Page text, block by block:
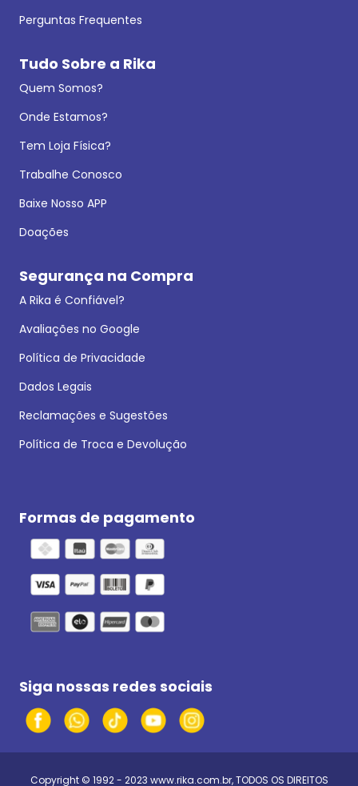
Perguntas Frequentes
Tudo Sobre a Rika
Quem Somos?
Onde Estamos?
Tem Loja Física?
Trabalhe Conosco
Baixe Nosso APP
Doações
Segurança na Compra
A Rika é Confiável?
Avaliações no Google
Política de Privacidade
Dados Legais
Reclamações e Sugestões
Política de Troca e Devolução
Formas de pagamento
Siga nossas redes sociais
Copyright © 1992 - 2023 www.rika.com.br, TODOS OS DIREITOS